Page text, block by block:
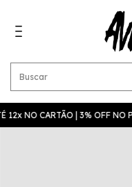
CARTÃO | 3% OFF NO PIX